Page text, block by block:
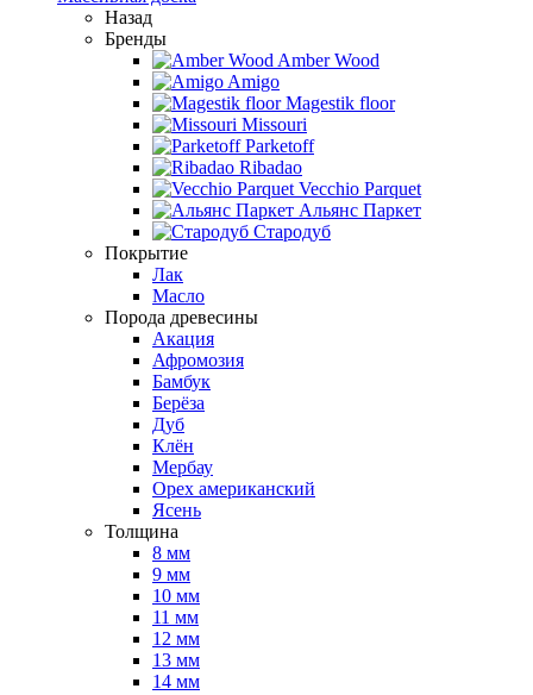
Назад
Бренды
Amber Wood
Amigo
Magestik floor
Missouri
Parketoff
Ribadao
Vecchio Parquet
Альянс Паркет
Стародуб
Покрытие
Лак
Масло
Порода древесины
Акация
Афромозия
Бамбук
Берёза
Дуб
Клён
Мербау
Орех американский
Ясень
Толщина
8 мм
9 мм
10 мм
11 мм
12 мм
13 мм
14 мм